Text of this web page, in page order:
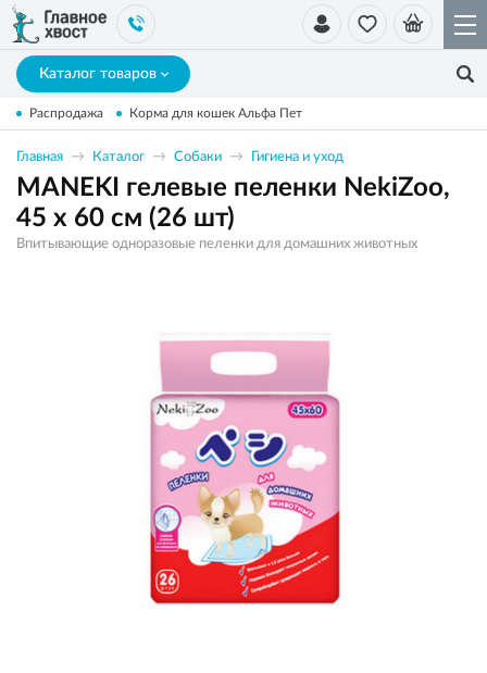
Каталог товаров
Распродажа Корма для кошек Альфа Пет
Главная Каталог Собаки Гигиена и уход
MANEKI гелевые пеленки NekiZoo,
45 х 60 см (26 шт)
Впитывающие одноразовые пеленки для домашних животных